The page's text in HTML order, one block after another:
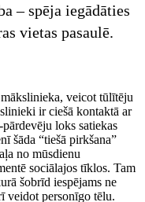
– spēja iegādāties
vietas pasaulē.
veicot tūlītēju
ir ciešā kontaktā ar
loks satiekas
šāda “tiešā pirkšana”
no mūsdienu
sociālajos tīklos. Tam
šobrīd iespējams ne
veidot personīgo tēlu.